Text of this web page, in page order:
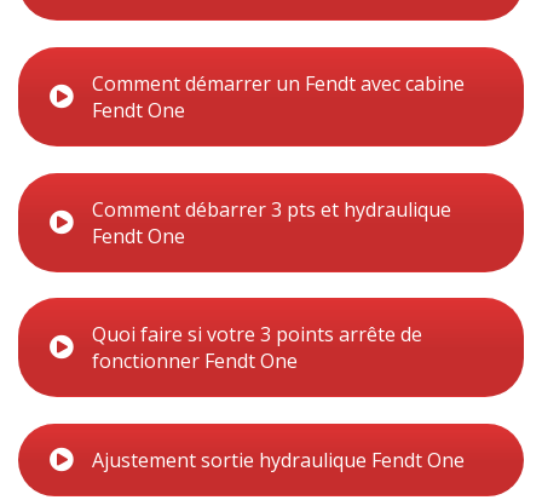
Comment démarrer un Fendt avec cabine
Fendt One
Comment débarrer 3 pts et hydraulique
Fendt One
Quoi faire si votre 3 points arrête de
fonctionner Fendt One
Ajustement sortie hydraulique Fendt One